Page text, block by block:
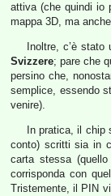
attiva (che quindi io
mappa 3D, ma
Inoltre, c’è
Svizzere; pare che
persino che,
semplice, essendo
venire).
In pratica, il
conto) scritti sia in
carta stessa
corrisponda con
Tristemente, il PIN